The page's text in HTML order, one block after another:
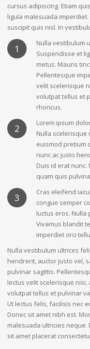
cursus adipiscing. Etiam
ligula malesuada
suscipit quis nisl. In
1
Nulla vestibulum
Suspendisse et
metus. Mauris
Pellentesque
velit scelerisque
volutpat tellus et
rhoncus.
2
Lorem ipsum
Nulla scelerisque
euismod pretium
nunc ac justo
Duis id erat nunc.
quam quis
3
Cras eleifend
congue semper
luctus eros. Nulla
Vivamus blandit
imperdiet orci
Nulla vestibulum ultrices
hendrerit, auctor justo vel,
pulvinar sagittis.
lectus velit scelerisque
volutpat tellus et pulvinar
Ut lectus felis, facilisis nec
Donec sit amet nibh est.
malesuada ultricies neque.
sit amet placerat